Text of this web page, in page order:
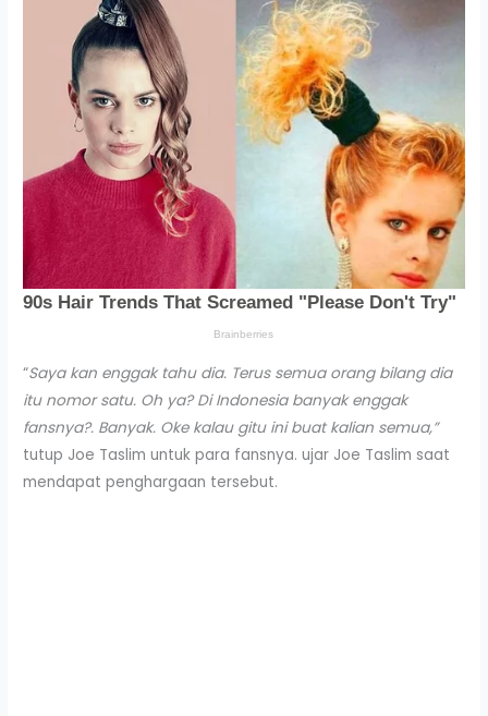
“Saya kan enggak tahu dia. Terus semua orang bilang dia
itu nomor satu. Oh ya? Di Indonesia banyak enggak
fansnya?. Banyak. Oke kalau gitu ini buat kalian semua,”
tutup Joe Taslim untuk para fansnya. ujar Joe Taslim saat
mendapat penghargaan tersebut.